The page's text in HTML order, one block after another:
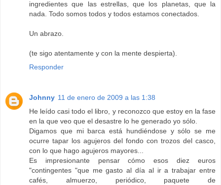
ingredientes que las estrellas, que los planetas, que la
nada. Todo somos todos y todos estamos conectados.
Un abrazo.
(te sigo atentamente y con la mente despierta).
Responder
Johnny 11 de enero de 2009 a las 1:38
He leído casi todo el libro, y reconozco que estoy en la fase
en la que veo que el desastre lo he generado yo sólo.
Digamos que mi barca está hundiéndose y sólo se me
ocurre tapar los agujeros del fondo con trozos del casco,
con lo que hago agujeros mayores...
Es impresionante pensar cómo esos diez euros
"contingentes "que me gasto al día al ir a trabajar entre
cafés, almuerzo, periódico, paquete de